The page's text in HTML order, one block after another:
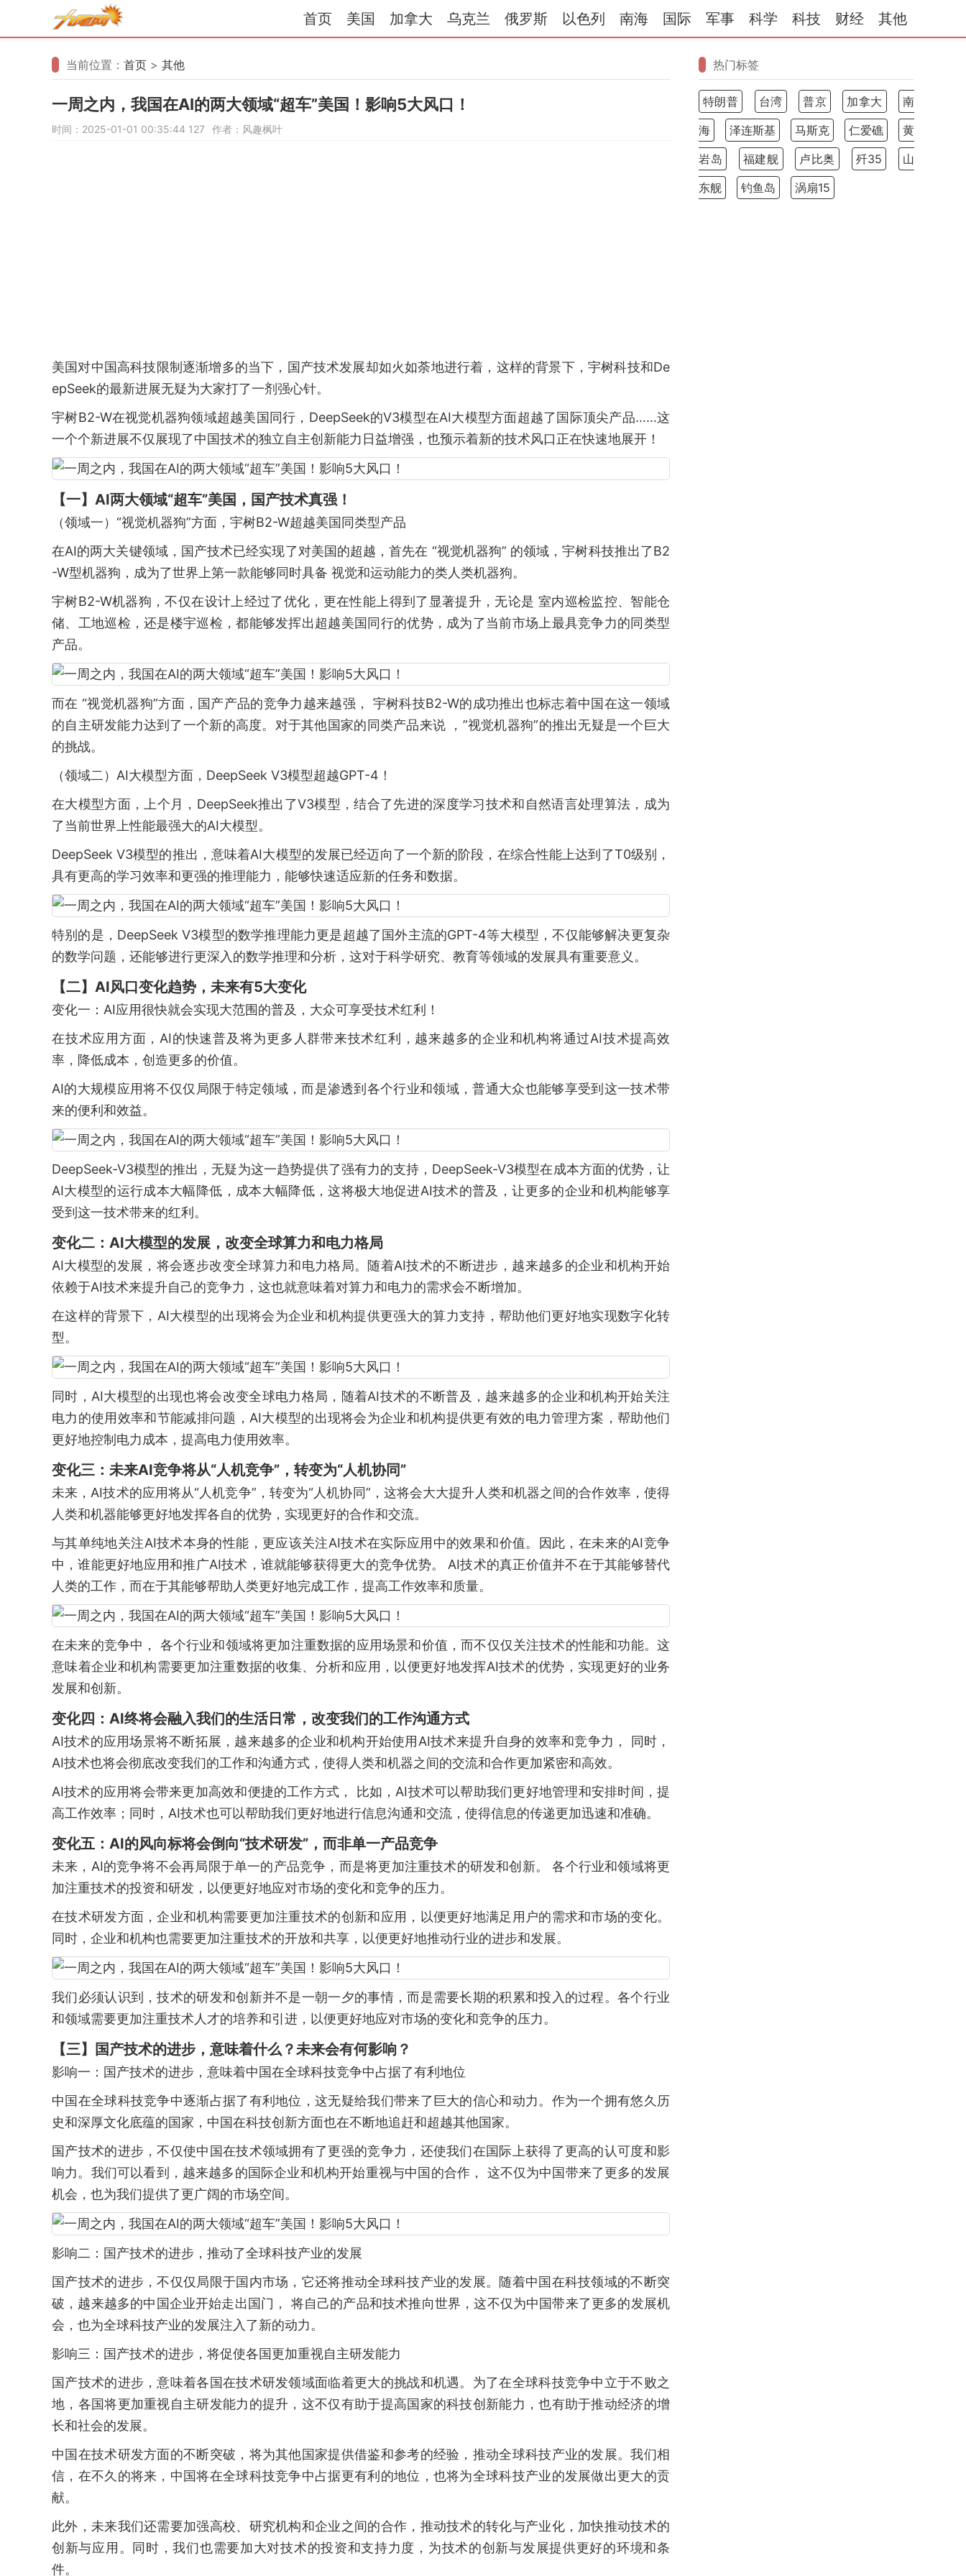
首页 美国 加拿大 乌克兰 俄罗斯 以色列 南海 国际 军事 科学 科技 财经 其他
当前位置： 首页 > 其他
一周之内，我国在AI的两大领域“超车”美国！影响5大风口！
时间：2025-01-01 00:35:44 127 作者：风趣枫叶
美国对中国高科技限制逐渐增多的当下，国产技术发展却如火如荼地进行着，这样的背景下，宇树科技和De
epSeek的最新进展无疑为大家打了一剂强心针。
宇树B2-W在视觉机器狗领域超越美国同行，DeepSeek的V3模型在AI大模型方面超越了国际顶尖产品……这
一个个新进展不仅展现了中国技术的独立自主创新能力日益增强，也预示着新的技术风口正在快速地展开！
【一】AI两大领域“超车”美国，国产技术真强！
（领域一）“视觉机器狗”方面，宇树B2-W超越美国同类型产品
在AI的两大关键领域，国产技术已经实现了对美国的超越，首先在 “视觉机器狗” 的领域，宇树科技推出了B2
-W型机器狗，成为了世界上第一款能够同时具备 视觉和运动能力的类人类机器狗。
宇树B2-W机器狗，不仅在设计上经过了优化，更在性能上得到了显著提升，无论是 室内巡检监控、智能仓
储、工地巡检，还是楼宇巡检，都能够发挥出超越美国同行的优势，成为了当前市场上最具竞争力的同类型
产品。
而在 “视觉机器狗”方面，国产产品的竞争力越来越强， 宇树科技B2-W的成功推出也标志着中国在这一领域
的自主研发能力达到了一个新的高度。对于其他国家的同类产品来说 ，”视觉机器狗”的推出无疑是一个巨大
的挑战。
（领域二）AI大模型方面，DeepSeek V3模型超越GPT-4！
在大模型方面，上个月，DeepSeek推出了V3模型，结合了先进的深度学习技术和自然语言处理算法，成为
了当前世界上性能最强大的AI大模型。
DeepSeek V3模型的推出，意味着AI大模型的发展已经迈向了一个新的阶段，在综合性能上达到了T0级别，
具有更高的学习效率和更强的推理能力，能够快速适应新的任务和数据。
特别的是，DeepSeek V3模型的数学推理能力更是超越了国外主流的GPT-4等大模型，不仅能够解决更复杂
的数学问题，还能够进行更深入的数学推理和分析，这对于科学研究、教育等领域的发展具有重要意义。
【二】AI风口变化趋势，未来有5大变化
变化一：AI应用很快就会实现大范围的普及，大众可享受技术红利！
在技术应用方面，AI的快速普及将为更多人群带来技术红利，越来越多的企业和机构将通过AI技术提高效
率，降低成本，创造更多的价值。
AI的大规模应用将不仅仅局限于特定领域，而是渗透到各个行业和领域，普通大众也能够享受到这一技术带
来的便利和效益。
DeepSeek-V3模型的推出，无疑为这一趋势提供了强有力的支持，DeepSeek-V3模型在成本方面的优势，让
AI大模型的运行成本大幅降低，成本大幅降低，这将极大地促进AI技术的普及，让更多的企业和机构能够享
受到这一技术带来的红利。
变化二：AI大模型的发展，改变全球算力和电力格局
AI大模型的发展，将会逐步改变全球算力和电力格局。随着AI技术的不断进步，越来越多的企业和机构开始
依赖于AI技术来提升自己的竞争力，这也就意味着对算力和电力的需求会不断增加。
在这样的背景下，AI大模型的出现将会为企业和机构提供更强大的算力支持，帮助他们更好地实现数字化转
型。
同时，AI大模型的出现也将会改变全球电力格局，随着AI技术的不断普及，越来越多的企业和机构开始关注
电力的使用效率和节能减排问题，AI大模型的出现将会为企业和机构提供更有效的电力管理方案，帮助他们
更好地控制电力成本，提高电力使用效率。
变化三：未来AI竞争将从“人机竞争”，转变为“人机协同”
未来，AI技术的应用将从“人机竞争”，转变为“人机协同”，这将会大大提升人类和机器之间的合作效率，使得
人类和机器能够更好地发挥各自的优势，实现更好的合作和交流。
与其单纯地关注AI技术本身的性能，更应该关注AI技术在实际应用中的效果和价值。因此，在未来的AI竞争
中，谁能更好地应用和推广AI技术，谁就能够获得更大的竞争优势。 AI技术的真正价值并不在于其能够替代
人类的工作，而在于其能够帮助人类更好地完成工作，提高工作效率和质量。
在未来的竞争中， 各个行业和领域将更加注重数据的应用场景和价值，而不仅仅关注技术的性能和功能。这
意味着企业和机构需要更加注重数据的收集、分析和应用，以便更好地发挥AI技术的优势，实现更好的业务
发展和创新。
变化四：AI终将会融入我们的生活日常，改变我们的工作沟通方式
AI技术的应用场景将不断拓展，越来越多的企业和机构开始使用AI技术来提升自身的效率和竞争力， 同时，
AI技术也将会彻底改变我们的工作和沟通方式，使得人类和机器之间的交流和合作更加紧密和高效。
AI技术的应用将会带来更加高效和便捷的工作方式， 比如，AI技术可以帮助我们更好地管理和安排时间，提
高工作效率；同时，AI技术也可以帮助我们更好地进行信息沟通和交流，使得信息的传递更加迅速和准确。
变化五：AI的风向标将会倒向“技术研发”，而非单一产品竞争
未来，AI的竞争将不会再局限于单一的产品竞争，而是将更加注重技术的研发和创新。 各个行业和领域将更
加注重技术的投资和研发，以便更好地应对市场的变化和竞争的压力。
在技术研发方面，企业和机构需要更加注重技术的创新和应用，以便更好地满足用户的需求和市场的变化。
同时，企业和机构也需要更加注重技术的开放和共享，以便更好地推动行业的进步和发展。
我们必须认识到，技术的研发和创新并不是一朝一夕的事情，而是需要长期的积累和投入的过程。各个行业
和领域需要更加注重技术人才的培养和引进，以便更好地应对市场的变化和竞争的压力。
【三】国产技术的进步，意味着什么？未来会有何影响？
影响一：国产技术的进步，意味着中国在全球科技竞争中占据了有利地位
中国在全球科技竞争中逐渐占据了有利地位，这无疑给我们带来了巨大的信心和动力。作为一个拥有悠久历
史和深厚文化底蕴的国家，中国在科技创新方面也在不断地追赶和超越其他国家。
国产技术的进步，不仅使中国在技术领域拥有了更强的竞争力，还使我们在国际上获得了更高的认可度和影
响力。我们可以看到，越来越多的国际企业和机构开始重视与中国的合作， 这不仅为中国带来了更多的发展
机会，也为我们提供了更广阔的市场空间。
影响二：国产技术的进步，推动了全球科技产业的发展
国产技术的进步，不仅仅局限于国内市场，它还将推动全球科技产业的发展。随着中国在科技领域的不断突
破，越来越多的中国企业开始走出国门， 将自己的产品和技术推向世界，这不仅为中国带来了更多的发展机
会，也为全球科技产业的发展注入了新的动力。
影响三：国产技术的进步，将促使各国更加重视自主研发能力
国产技术的进步，意味着各国在技术研发领域面临着更大的挑战和机遇。为了在全球科技竞争中立于不败之
地，各国将更加重视自主研发能力的提升，这不仅有助于提高国家的科技创新能力，也有助于推动经济的增
长和社会的发展。
中国在技术研发方面的不断突破，将为其他国家提供借鉴和参考的经验，推动全球科技产业的发展。我们相
信，在不久的将来，中国将在全球科技竞争中占据更有利的地位，也将为全球科技产业的发展做出更大的贡
献。
此外，未来我们还需要加强高校、研究机构和企业之间的合作，推动技术的转化与产业化，加快推动技术的
创新与应用。同时，我们也需要加大对技术的投资和支持力度，为技术的创新与发展提供更好的环境和条
件。
热门标签
特朗普 台湾 普京 加拿大
南
海
泽连斯基 马斯克 仁爱礁
黄
岩岛
福建舰 卢比奥 歼35
山
东舰
钓鱼岛 涡扇15